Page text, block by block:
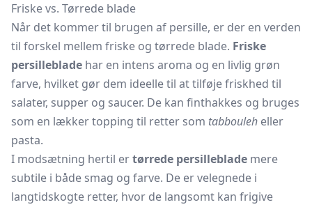
Friske vs. Tørrede blade
Når det kommer til brugen af persille, er der en verden
til forskel mellem friske og tørrede blade. Friske
persilleblade har en intens aroma og en livlig grøn
farve, hvilket gør dem ideelle til at tilføje friskhed til
salater, supper og saucer. De kan finthakkes og bruges
som en lækker topping til retter som tabbouleh eller
pasta.
I modsætning hertil ertørrede persilleblade mere
subtile i både smag og farve. De er velegnede i
langtidskogte retter, hvor de langsomt kan frigive